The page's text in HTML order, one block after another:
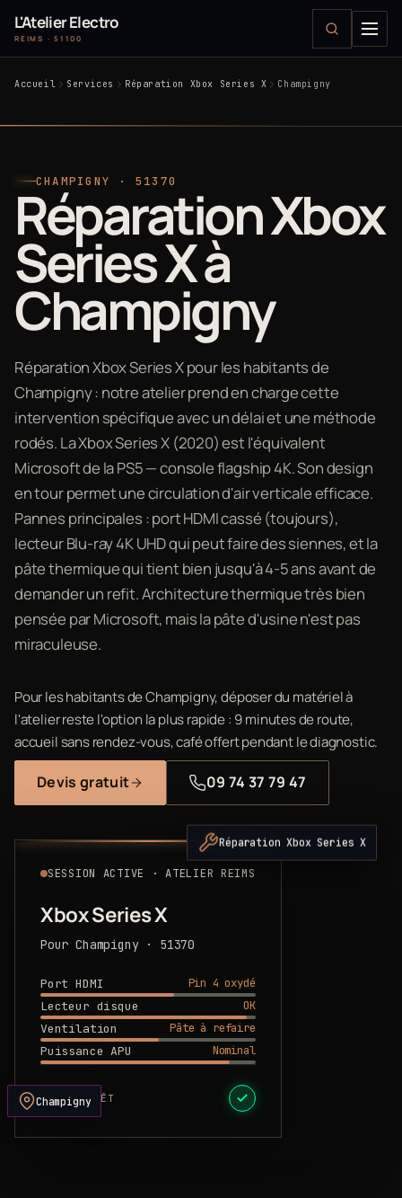
L'Atelier Electro
REIMS · 51100
Accueil Services Réparation Xbox Series X Champigny
CHAMPIGNY · 51370
Réparation Xbox
Series X à
Champigny
Réparation Xbox Series X pour les habitants de
Champigny : notre atelier prend en charge cette
intervention spécifique avec un délai et une méthode
rodés. La Xbox Series X (2020) est l'équivalent
Microsoft de la PS5 — console flagship 4K. Son design
en tour permet une circulation d'air verticale efficace.
Pannes principales : port HDMI cassé (toujours),
lecteur Blu-ray 4K UHD qui peut faire des siennes, et la
pâte thermique qui tient bien jusqu'à 4-5 ans avant de
demander un refit. Architecture thermique très bien
pensée par Microsoft, mais la pâte d'usine n'est pas
miraculeuse.
Pour les habitants de Champigny, déposer du matériel à
l'atelier reste l'option la plus rapide : 9 minutes de route,
accueil sans rendez-vous, café offert pendant le diagnostic.
Devis gratuit 09 74 37 79 47
SESSION ACTIVE · ATELIER REIMS
Xbox Series X
Pour Champigny · 51370
Port HDMI
Pin 4 oxydé
Lecteur disque
OK
Ventilation
Pâte à refaire
Puissance APU
Nominal
DEVIS PRÊT
Réparation Xbox Series X
Champigny